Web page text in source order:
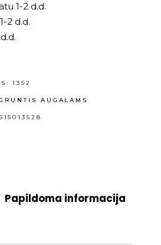
1-2 d.d.
2 d.d.
1352
AUGALAMS
Papildoma informacija